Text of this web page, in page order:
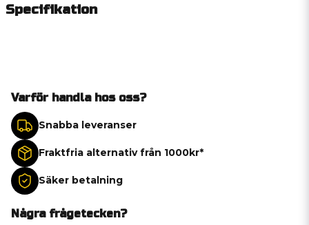
Specifikation
Varför handla hos oss?
Snabba leveranser
Fraktfria alternativ från 1000kr*
Säker betalning
Några frågetecken?